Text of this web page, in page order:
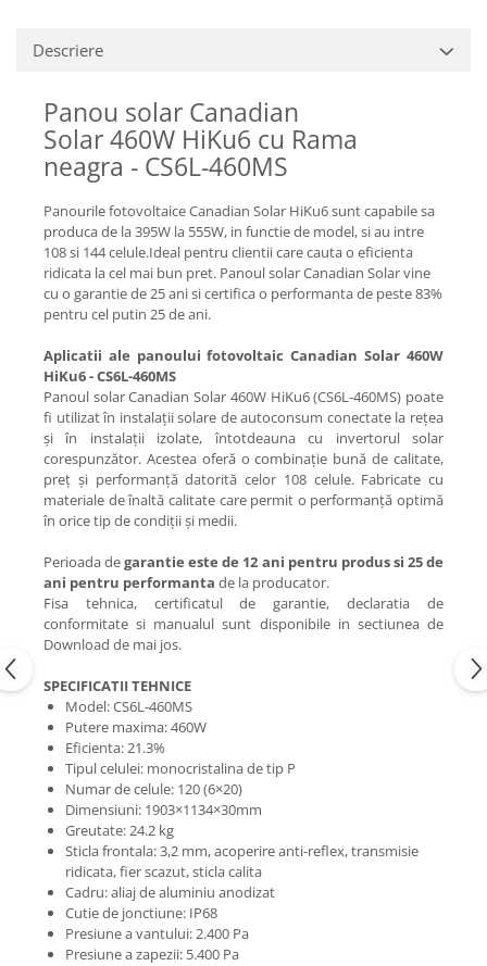
Descriere
Panou solar Canadian
Solar 460W HiKu6 cu Rama
neagra - CS6L-460MS
Panourile fotovoltaice Canadian Solar HiKu6 sunt capabile sa
produca de la 395W la 555W, in functie de model, si au intre
108 si 144 celule.Ideal pentru clientii care cauta o eficienta
ridicata la cel mai bun pret. Panoul solar Canadian Solar vine
cu o garantie de 25 ani si certifica o performanta de peste 83%
pentru cel putin 25 de ani.
Aplicatii ale panoului fotovoltaic Canadian Solar 460W
HiKu6 - CS6L-460MS
Panoul solar Canadian Solar 460W HiKu6 (CS6L-460MS) poate
fi utilizat în instalații solare de autoconsum conectate la rețea
și în instalații izolate, întotdeauna cu invertorul solar
corespunzător. Acestea oferă o combinație bună de calitate,
preț și performanță datorită celor 108 celule. Fabricate cu
materiale de înaltă calitate care permit o performanță optimă
în orice tip de condiții și medii.
Perioada degarantie este de 12 ani pentru produs si 25 de
ani pentru performanta de la producator.
Fisa tehnica, certificatul de garantie, declaratia de
conformitate si manualul sunt disponibile in sectiunea de
Download de mai jos.
SPECIFICATII TEHNICE
Model: CS6L-460MS
Putere maxima: 460W
Eficienta: 21.3%
Tipul celulei: monocristalina de tip P
Numar de celule: 120 (6×20)
Dimensiuni: 1903×1134×30mm
Greutate: 24.2 kg
Sticla frontala: 3,2 mm, acoperire anti-reflex, transmisie
ridicata, fier scazut, sticla calita
Cadru: aliaj de aluminiu anodizat
Cutie de jonctiune: IP68
Presiune a vantului: 2.400 Pa
Presiune a zapezii: 5.400 Pa